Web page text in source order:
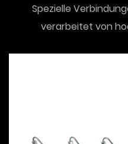
Spezielle
verarbeitet von